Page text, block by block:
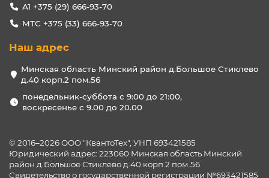
А1 +375 (29) 666-93-70
МТС +375 (33) 666-93-70
Наш адрес
Минская область Минский район д.Большое Стиклево
д.40 корп.2 пом.56
понедельник-суббота с 9:00 до 21:00,
воскресенье с 9.00 до 20.00
© 2016–2026 ООО "КвантоТех", УНП 693421585
Юридический адрес: 223060 Минская область Минский
район д.Большое Стиклево д.40 корп.2 пом.56
Свидетельство о государственной регистрации №693421585